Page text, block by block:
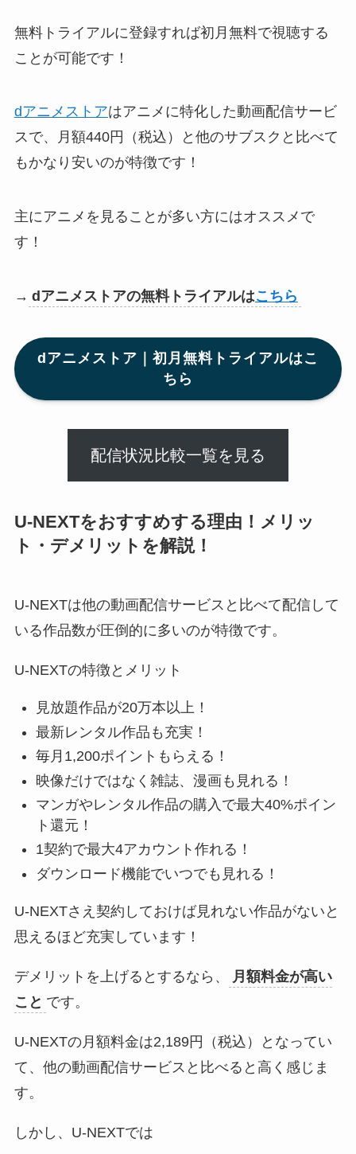
無料トライアルに登録すれば初月無料で視聴する
ことが可能です！
dアニメストアはアニメに特化した動画配信サービ
スで、月額440円（税込）と他のサブスクと比べて
もかなり安いのが特徴です！
主にアニメを見ることが多い方にはオススメで
す！
→ dアニメストアの無料トライアルはこちら
dアニメストア｜初月無料トライアルはこ
ちら
配信状況比較一覧を見る
U-NEXTをおすすめする理由！メリッ
ト・デメリットを解説！
U-NEXTは他の動画配信サービスと比べて配信して
いる作品数が圧倒的に多いのが特徴です。
U-NEXTの特徴とメリット
見放題作品が20万本以上！
最新レンタル作品も充実！
毎月1,200ポイントもらえる！
映像だけではなく雑誌、漫画も見れる！
マンガやレンタル作品の購入で最大40%ポイン
ト還元！
1契約で最大4アカウント作れる！
ダウンロード機能でいつでも見れる！
U-NEXTさえ契約しておけば見れない作品がないと
思えるほど充実しています！
デメリットを上げるとするなら、
月額料金が高い
こと です。
U-NEXTの月額料金は2,189円（税込）となってい
て、他の動画配信サービスと比べると高く感じま
す。
しかし、U-NEXTでは